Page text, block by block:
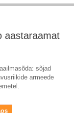
aastaraamat
sõjad
armeede